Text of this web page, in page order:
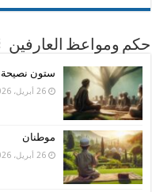
حكم ومواعظ العارفين
ستون نصيحة
26 أبريل، 2026
موطنان
26 أبريل، 2026